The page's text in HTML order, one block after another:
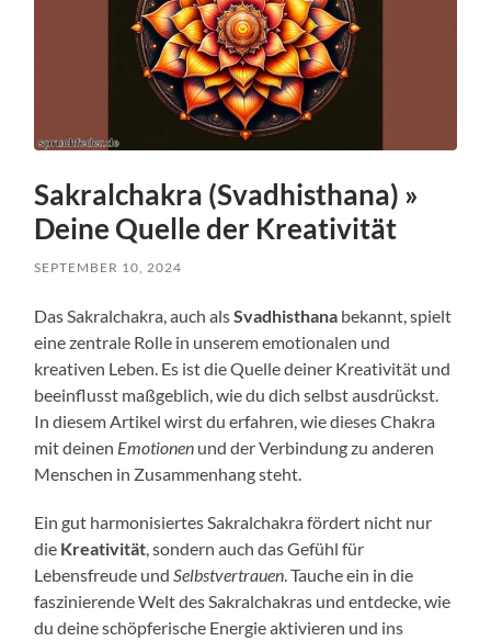
Sakralchakra (Svadhisthana) »
Deine Quelle der Kreativität
SEPTEMBER 10, 2024
Das Sakralchakra, auch alsSvadhisthana bekannt, spielt
eine zentrale Rolle in unserem emotionalen und
kreativen Leben. Es ist die Quelle deiner Kreativität und
beeinflusst maßgeblich, wie du dich selbst ausdrückst.
In diesem Artikel wirst du erfahren, wie dieses Chakra
mit deinen Emotionen und der Verbindung zu anderen
Menschen in Zusammenhang steht.
Ein gut harmonisiertes Sakralchakra fördert nicht nur
die Kreativität , sondern auch das Gefühl für
Lebensfreude und Selbstvertrauen . Tauche ein in die
faszinierende Welt des Sakralchakras und entdecke, wie
du deine schöpferische Energie aktivieren und ins